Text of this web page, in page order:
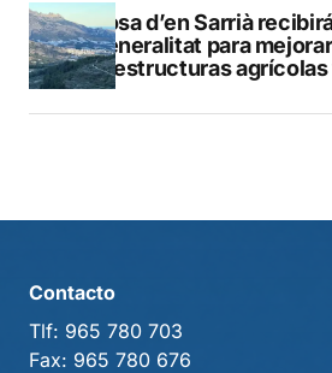
Callosa d’en Sarrià
la Generalitat para
infraestructuras agrícolas
Contacto
Tlf: 965 780 703
Fax: 965 780 676